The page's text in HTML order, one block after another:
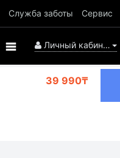
Служба заботы Сервис
Личный кабинет
39 990₸